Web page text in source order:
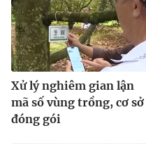
Xử lý nghiêm gian lận
mã số vùng trồng, cơ sở
đóng gói